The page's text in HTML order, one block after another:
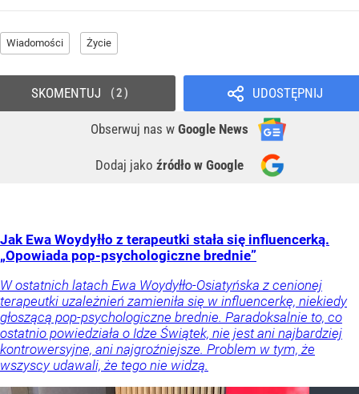
Wiadomości Życie
UDOSTĘPNIJ
Obserwuj nas w Google News
Dodaj jako źródło w Google
SKOMENTUJ 2
Jak Ewa Woydyłło z terapeutki stała się influencerką.
„Opowiada pop-psychologiczne brednie”
W ostatnich latach Ewa Woydyłło-Osiatyńska z cenionej
terapeutki uzależnień zamieniła się w influencerkę, niekiedy
głoszącą pop-psychologiczne brednie. Paradoksalnie to, co
ostatnio powiedziała o Idze Świątek, nie jest ani najbardziej
kontrowersyjne, ani najgroźniejsze. Problem w tym, że
wszyscy udawali, że tego nie widzą.